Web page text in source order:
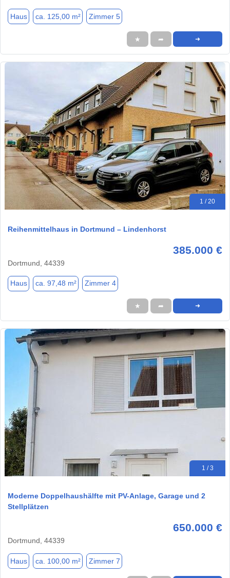
Haus ca. 125,00 m² Zimmer 5
★ ➦ ➜
1 / 20
Reihenmittelhaus in Dortmund – Lindenhorst
385.000 €
Dortmund, 44339
Haus ca. 97,48 m² Zimmer 4
★ ➦ ➜
1 / 3
Moderne Doppelhaushälfte mit PV-Anlage, Garage und 2
Stellplätzen
650.000 €
Dortmund, 44339
Haus ca. 100,00 m² Zimmer 7